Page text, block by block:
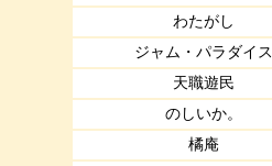
わたがし
ジャム・パラダイス
天職遊民
のしいか。
橘庵